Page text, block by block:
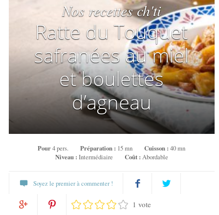
Nos recettes ch'ti
Ratte du Touquet
safranées au miel
et boulettes
d’agneau
Pour4 pers. Préparation : 15 mn Cuisson :40 mn
Niveau : Intermédiaire Coût : Abordable
Soyez le premier à commenter !
Partagez
1 vote